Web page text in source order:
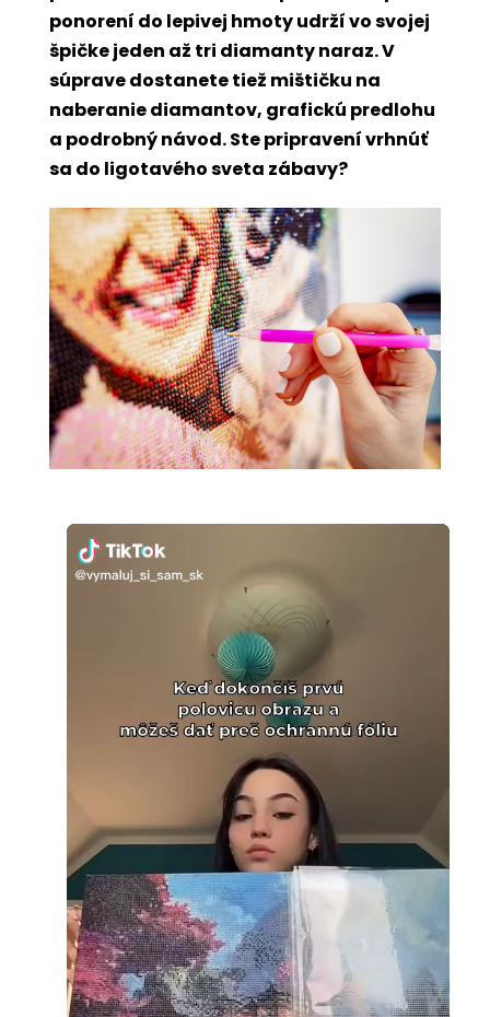
ponorení do lepivej hmoty udrží vo svojej
špičke jeden až tri diamanty naraz. V
súprave dostanete tiež mištičku na
naberanie diamantov, grafickú predlohu
a podrobný návod. Ste pripravení vrhnúť
sa do ligotavého sveta zábavy?